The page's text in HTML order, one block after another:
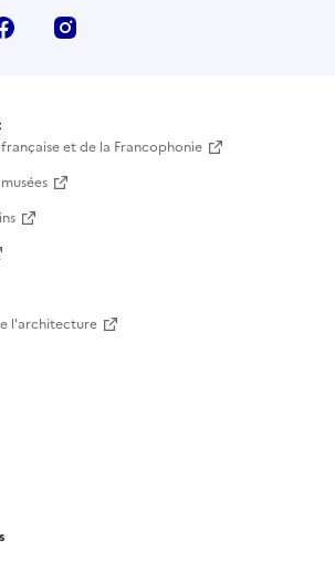
Facebook
et de la Francophonie
l'architecture